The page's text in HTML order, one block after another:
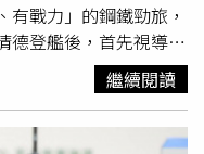
攻台，但俄烏戰爭發
成為現實。不過，也有
說：「就算真的打來，
不一定會發生。」金門
座在1940至1950年代
因兩岸經濟交流密切，
本圖資，供兵棋推演
我國防、國安主管機關
案查扣物辦理「留作公
能。歷來檢察機關至今
行科研的事例，顯為當
以為，現行國安案件有
戰力」的鋼鐵勁旅，
德登艦後，首先視導戰
與官兵代表會餐及頒發
，投身軍旅、保家衛國
僅是一份工作，更是責
論是在岸上或海上，因
繼續閱讀